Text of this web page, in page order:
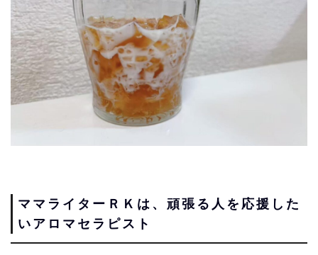
ママライターＲＫは、頑張る人を応援した
いアロマセラピスト